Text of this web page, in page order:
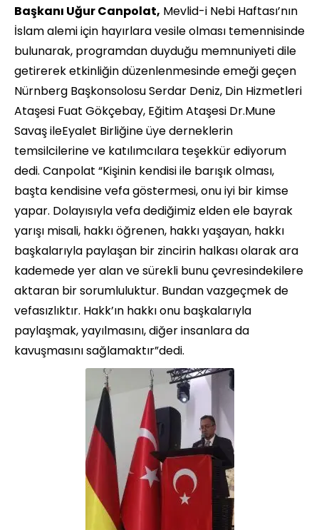
Başkanı Uğur Canpolat, Mevlid-i Nebi Haftası’nın
İslam alemi için hayırlara vesile olması temennisinde
bulunarak, programdan duyduğu memnuniyeti dile
getirerek etkinliğin düzenlenmesinde emeği geçen
Nürnberg Başkonsolosu Serdar Deniz, Din Hizmetleri
Ataşesi Fuat Gökçebay, Eğitim Ataşesi Dr.Mune
Savaş ileEyalet Birliğine üye derneklerin
temsilcilerine ve katılımcılara teşekkür ediyorum
dedi. Canpolat “Kişinin kendisi ile barışık olması,
başta kendisine vefa göstermesi, onu iyi bir kimse
yapar. Dolayısıyla vefa dediğimiz elden ele bayrak
yarışı misali, hakkı öğrenen, hakkı yaşayan, hakkı
başkalarıyla paylaşan bir zincirin halkası olarak ara
kademede yer alan ve sürekli bunu çevresindekilere
aktaran bir sorumluluktur. Bundan vazgeçmek de
vefasızlıktır. Hakk’ın hakkı onu başkalarıyla
paylaşmak, yayılmasını, diğer insanlara da
kavuşmasını sağlamaktır”dedi.